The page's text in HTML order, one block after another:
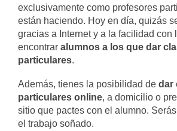
exclusivamente como profesores
están haciendo. Hoy en día, quizás
gracias a Internet y a la facilidad con
encontrar alumnos a los que dar
particulares.
Además, tienes la posibilidad de dar
particulares online, a domicilio o
sitio que pactes con el alumno.
el trabajo soñado.